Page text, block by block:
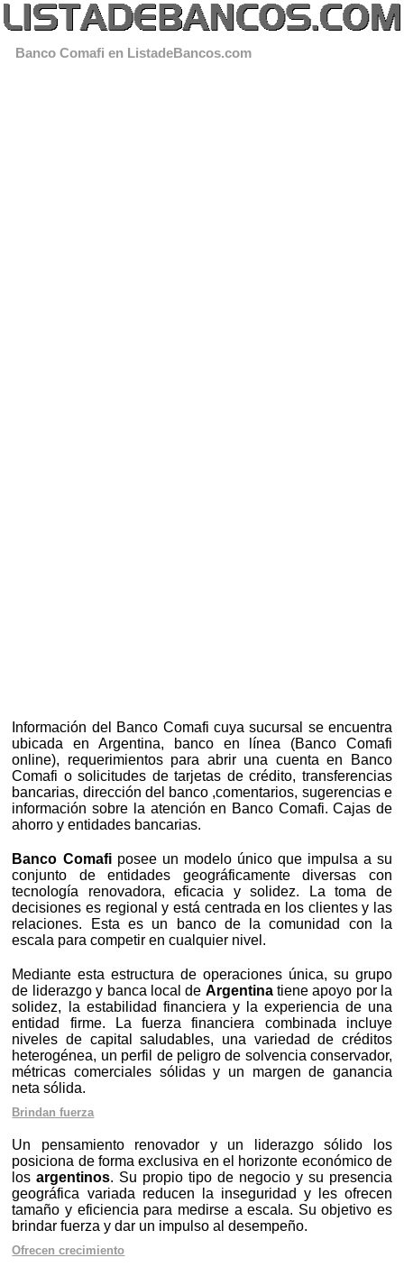
Banco Comafi en ListadeBancos.com
Información del Banco Comafi cuya sucursal se encuentra
ubicada en Argentina, banco en línea (Banco Comafi
online), requerimientos para abrir una cuenta en Banco
Comafi o solicitudes de tarjetas de crédito, transferencias
bancarias, dirección del banco ,comentarios, sugerencias e
información sobre la atención en Banco Comafi. Cajas de
ahorro y entidades bancarias.
Banco Comafiposee un modelo único que impulsa a su
conjunto de entidades geográficamente diversas con
tecnología renovadora, eficacia y solidez. La toma de
decisiones es regional y está centrada en los clientes y las
relaciones. Esta es un banco de la comunidad con la
escala para competir en cualquier nivel.
Mediante esta estructura de operaciones única, su grupo
de liderazgo y banca local de Argentinatiene apoyo por la
solidez, la estabilidad financiera y la experiencia de una
entidad firme. La fuerza financiera combinada incluye
niveles de capital saludables, una variedad de créditos
heterogénea, un perfil de peligro de solvencia conservador,
métricas comerciales sólidas y un margen de ganancia
neta sólida.
Brindan fuerza
Un pensamiento renovador y un liderazgo sólido los
posiciona de forma exclusiva en el horizonte económico de
losargentinos. Su propio tipo de negocio y su presencia
geográfica variada reducen la inseguridad y les ofrecen
tamaño y eficiencia para medirse a escala. Su objetivo es
brindar fuerza y dar un impulso al desempeño.
Ofrecen crecimiento